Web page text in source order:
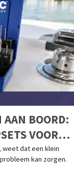
AAN BOORD:
VOOR
dat een klein
kan zorgen.